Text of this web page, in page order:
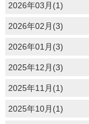
2026年03月(1)
2026年02月(3)
2026年01月(3)
2025年12月(3)
2025年11月(1)
2025年10月(1)